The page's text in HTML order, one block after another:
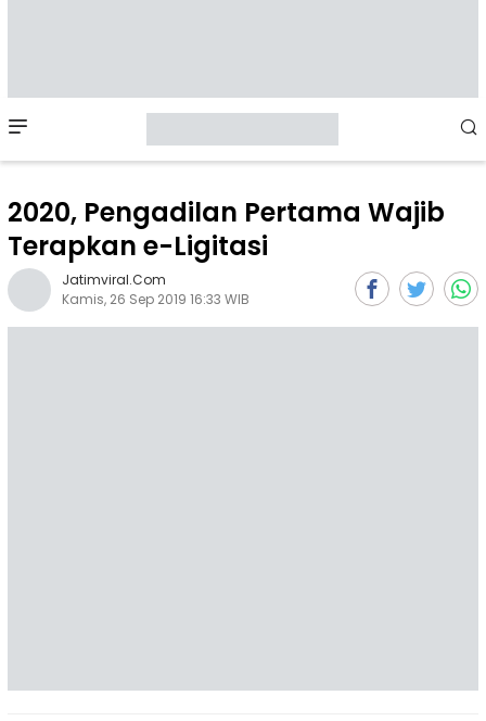
Menu
2020, Pengadilan Pertama Wajib
Terapkan e-Ligitasi
Jatimviral.com
Kamis, 26 Sep 2019 16:33 WIB